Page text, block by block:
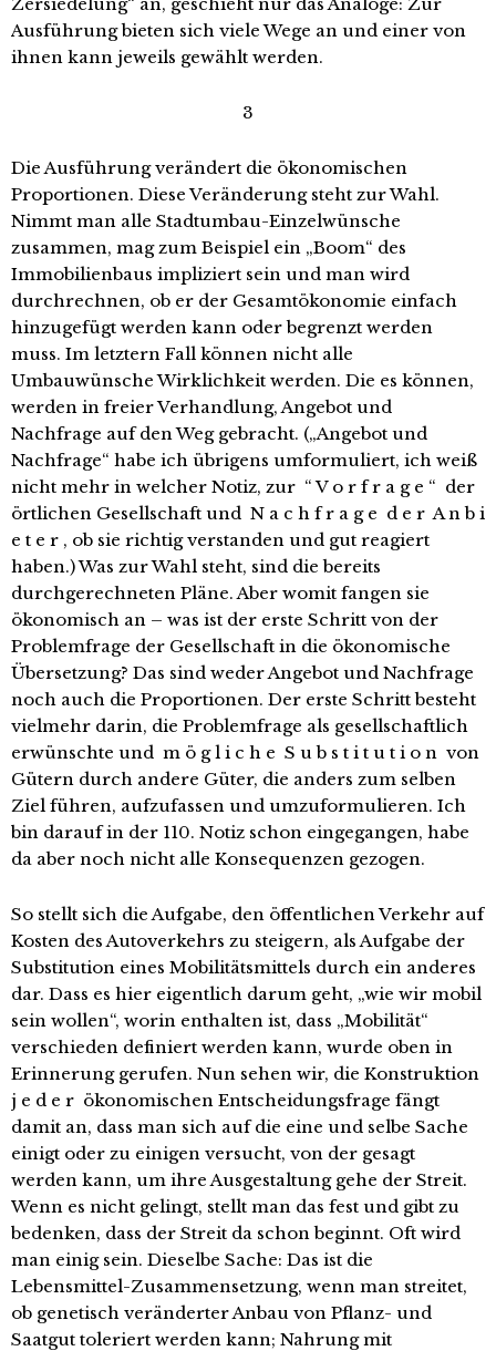
Ausführung bieten sich viele Wege an und einer von
ihnen kann jeweils gewählt werden.
3
Die Ausführung verändert die ökonomischen
Proportionen. Diese Veränderung steht zur Wahl.
Nimmt man alle Stadtumbau-Einzelwünsche
zusammen, mag zum Beispiel ein „Boom“ des
Immobilienbaus impliziert sein und man wird
durchrechnen, ob er der Gesamtökonomie einfach
hinzugefügt werden kann oder begrenzt werden
muss. Im letztern Fall können nicht alle
Umbauwünsche Wirklichkeit werden. Die es können,
werden in freier Verhandlung, Angebot und
Nachfrage auf den Weg gebracht. („Angebot und
Nachfrage“ habe ich übrigens umformuliert, ich weiß
nicht mehr in welcher Notiz, zur “ V o r f r a g e “ der
örtlichen Gesellschaft und N a c h f r a g e d e r A n b i
e t e r , ob sie richtig verstanden und gut reagiert
haben.) Was zur Wahl steht, sind die bereits
durchgerechneten Pläne. Aber womit fangen sie
ökonomisch an – was ist der erste Schritt von der
Problemfrage der Gesellschaft in die ökonomische
Übersetzung? Das sind weder Angebot und Nachfrage
noch auch die Proportionen. Der erste Schritt besteht
vielmehr darin, die Problemfrage als gesellschaftlich
erwünschte und m ö g l i c h e S u b s t i t u t i o n von
Gütern durch andere Güter, die anders zum selben
Ziel führen, aufzufassen und umzuformulieren. Ich
bin darauf in der 110. Notiz schon eingegangen, habe
da aber noch nicht alle Konsequenzen gezogen.
So stellt sich die Aufgabe, den öffentlichen Verkehr auf
Kosten des Autoverkehrs zu steigern, als Aufgabe der
Substitution eines Mobilitätsmittels durch ein anderes
dar. Dass es hier eigentlich darum geht, „wie wir mobil
sein wollen“, worin enthalten ist, dass „Mobilität“
verschieden definiert werden kann, wurde oben in
Erinnerung gerufen. Nun sehen wir, die Konstruktion
j e d e r ökonomischen Entscheidungsfrage fängt
damit an, dass man sich auf die eine und selbe Sache
einigt oder zu einigen versucht, von der gesagt
werden kann, um ihre Ausgestaltung gehe der Streit.
Wenn es nicht gelingt, stellt man das fest und gibt zu
bedenken, dass der Streit da schon beginnt. Oft wird
man einig sein. Dieselbe Sache: Das ist die
Lebensmittel-Zusammensetzung, wenn man streitet,
ob genetisch veränderter Anbau von Pflanz- und
Saatgut toleriert werden kann; Nahrung mit